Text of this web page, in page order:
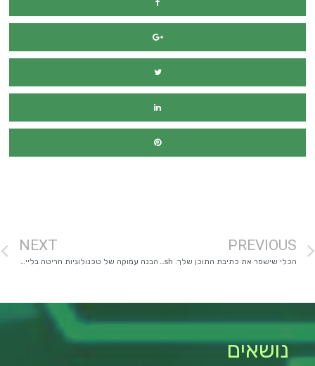
PREVIOUS
הכלי שישפר את כתיבת התוכן שלך: 2Slash – תוסף AI לכתיבה יעילה
NEXT
הבנה עמוקה של טכנולוגיות חריטה בלייזר בתעשייה
נושאים